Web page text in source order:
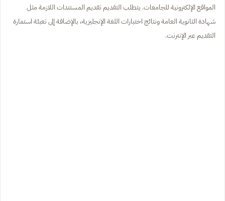
المواقع الإلكترونية للجامعات. يتطلب التقديم تقديم المستندات اللازمة مثل
شهادة الثانوية العامة ونتائج اختبارات اللغة الإنجليزية، بالإضافة إلى تعبئة استمارة
التقديم عبر الإنترنت.